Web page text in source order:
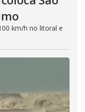
km/h no litoral e